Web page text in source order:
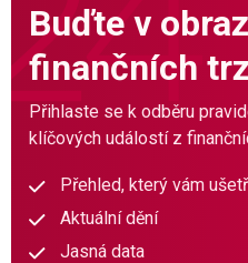
Buďte v
finančních
Přihlaste se k odběru
klíčových událostí z
Přehled, který vám
Aktuální dění
Jasná data